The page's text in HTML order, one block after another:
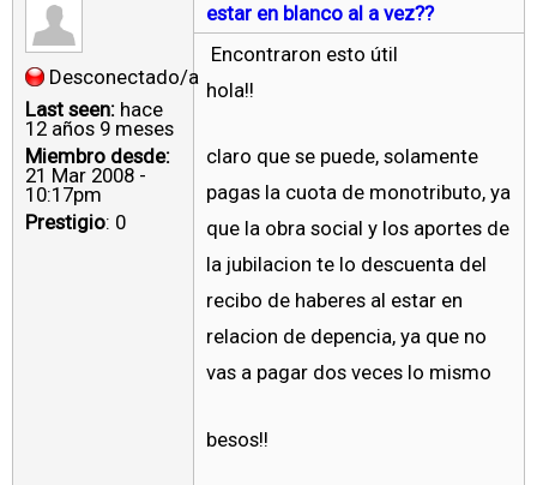
Desconectado/a
Last seen: hace
12 años 9 meses
Miembro desde:
21 Mar 2008 -
10:17pm
Prestigio: 0
estar en blanco al a vez??
Encontraron esto útil
hola!!
claro que se puede, solamente
pagas la cuota de monotributo, ya
que la obra social y los aportes de
la jubilacion te lo descuenta del
recibo de haberes al estar en
relacion de depencia, ya que no
vas a pagar dos veces lo mismo
besos!!